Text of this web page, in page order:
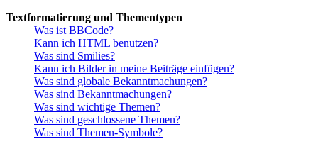
Textformatierung und Thementypen
Was ist BBCode?
Kann ich HTML benutzen?
Was sind Smilies?
Kann ich Bilder in meine Beiträge einfügen?
Was sind globale Bekanntmachungen?
Was sind Bekanntmachungen?
Was sind wichtige Themen?
Was sind geschlossene Themen?
Was sind Themen-Symbole?